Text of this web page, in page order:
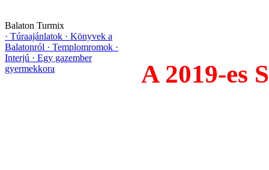
Balaton Turmix
· Túraajánlatok · Könyvek a
Balatonról · Templomromok ·
Interjú · Egy gazember
gyermekkora
A 2019-es